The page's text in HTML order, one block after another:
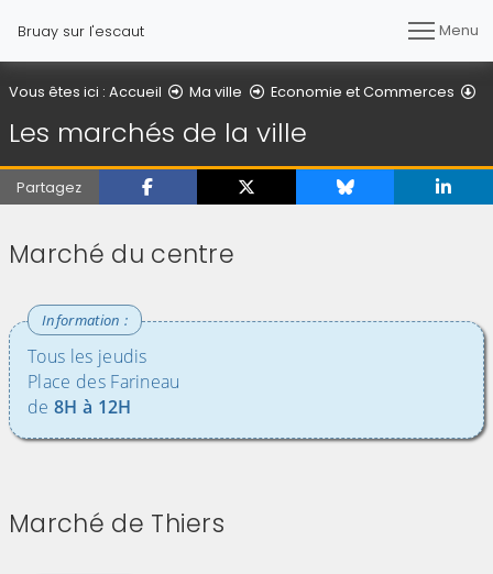
Bruay sur l'escaut Menu
Vous êtes ici : Accueil Ma ville Economie et Commerces
Les marchés de la ville
Partagez
Marché du centre
Tous les jeudis
Place des Farineau
de 8H à 12H
Marché de Thiers